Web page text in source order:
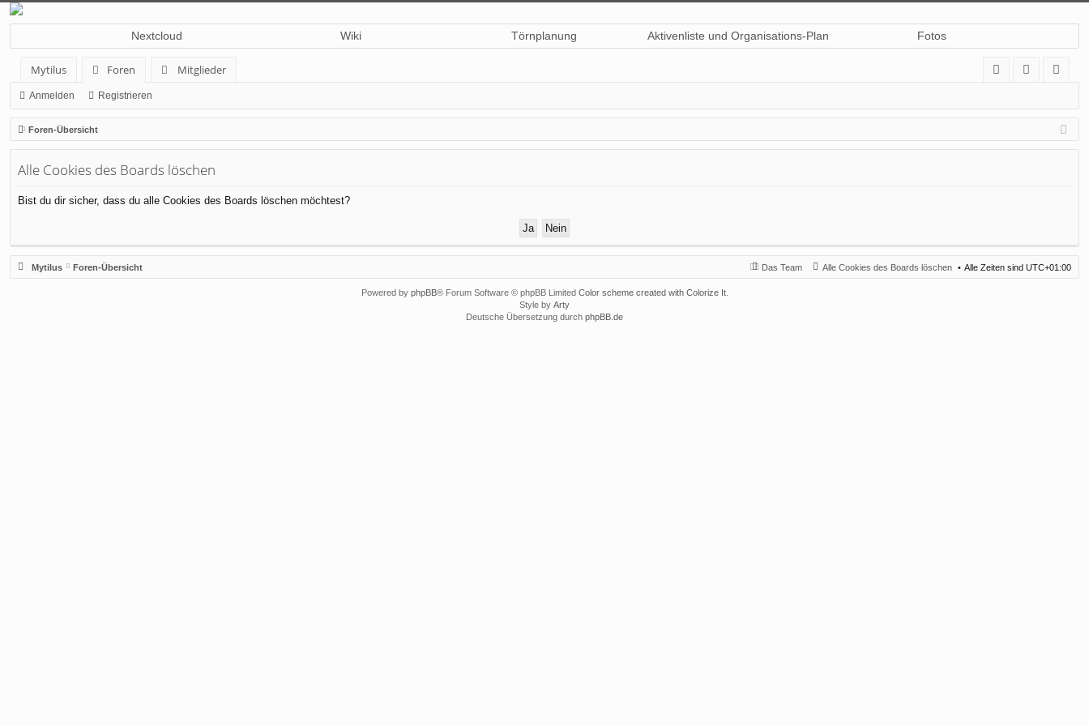
Nextcloud Wiki Törnplanung Aktivenliste und Organisations-Plan Fotos
Mytilus Foren
Mitglieder
Q
m
el
ist
rie
Anmelden Registrieren
Foren-Übersicht
Alle Cookies des Boards löschen
Bist du dir sicher, dass du alle Cookies des Boards löschen möchtest?
Mytilus Foren-Übersicht Alle Zeiten sind UTC+01:00
Alle Cookies des Boards löschen
Das Team
Powered by phpBB® Forum Software © phpBB Limited Color scheme created with Colorize It.
Style by Arty
Deutsche Übersetzung durch phpBB.de